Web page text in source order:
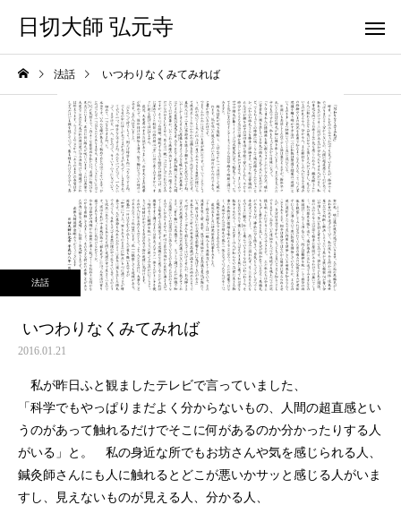
日切大師 弘元寺
法話 いつわりなくみてみれば
法話
いつわりなくみてみれば
2016.01.21
私が昨日ふと観ましたテレビで言っていました、
「科学でもやっぱりまだよく分からないもの、人間の超直感とい
うのがあって触れるだけでそこに何があるのか分かったりする人
がいる」と。 私の身近な所でもお坊さんや気を感じられる人、
鍼灸師さんにも人に触れるとどこが悪いかサッと感じる人がいま
すし、見えないものが見える人、分かる人、